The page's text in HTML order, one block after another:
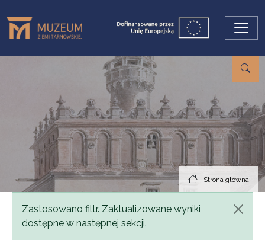
Strona główna
Komunikat
Zastosowano filtr. Zaktualizowane wyniki
dostępne w następnej sekcji.